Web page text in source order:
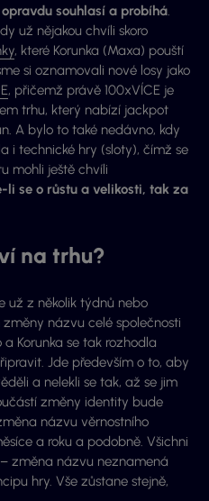
opravdu souhlasí a probíhá.
už nějakou chvíli skoro
, které Korunka (Maxa) pouští
si oznamovali nové losy jako
, přičemž právě 100xVÍCE je
trhu, který nabízí jackpot
A bylo to také nedávno, kdy
i technické hry (sloty), čímž se
mohli ještě chvíli
li se o růstu a velikosti, tak za
na trhu?
už z několik týdnů nebo
názvu celé společnosti
Korunka se tak rozhodla
Jde především o to, aby
a nelekli se tak, až se jim
změny identity bude
názvu věrnostního
a roku a podobně. Všichni
změna názvu neznamená
hry. Vše zůstane stejně,